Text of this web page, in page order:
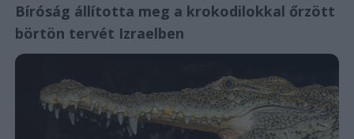
Bíróság állította meg a krokodilokkal őrzött
börtön tervét Izraelben